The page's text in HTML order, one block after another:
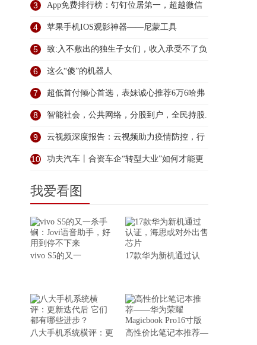
3 App免费排行榜：钉钉位居第一，超越微信
4 苹果手机IOS观影神器——尼蒙工具
5 致:入不敷出的独生子女们，收入承受不了负
6 这么“傻”的机器人
7 超低首付倾心首选，表妹诚心推荐6万6哈弗
8 智能社会，公共网络，分股到户，全民持股.
9 云视频深度报告：云视频助力疫情防控，行
业
10 功夫汽车丨合资车企“转型大业”如何才能更
我爱看图
vivo S5的又一 17款华为新机通过认
八大手机系统横评：更 高性价比笔记本推荐—